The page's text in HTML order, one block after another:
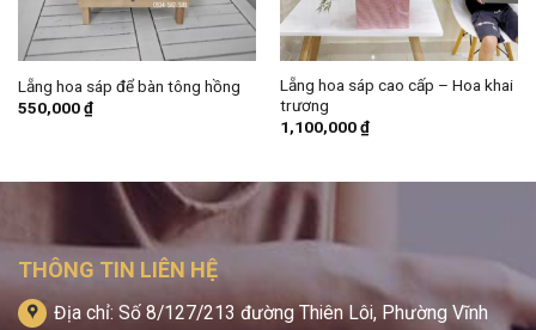
Lẵng hoa sáp để bàn tông hồng
550,000₫
Lẵng hoa sáp cao cấp – Hoa khai
trương
1,100,000₫
THÔNG TIN LIÊN HỆ
Địa chỉ: Số 8/127/213 đường Thiên Lôi, Phường Vĩnh